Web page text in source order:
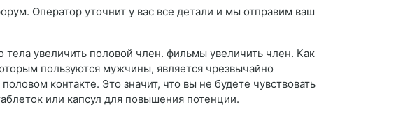
Оператор уточнит у вас все детали и мы отправим ваш
тела увеличить половой член. фильмы увеличить член. Как
пользуются мужчины, является чрезвычайно
контакте. Это значит, что вы не будете чувствовать
или капсул для повышения потенции.